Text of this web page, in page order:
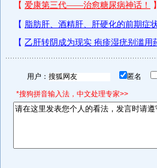
用户： 匿名
*搜狗拼音输入法，中文处理专家>>